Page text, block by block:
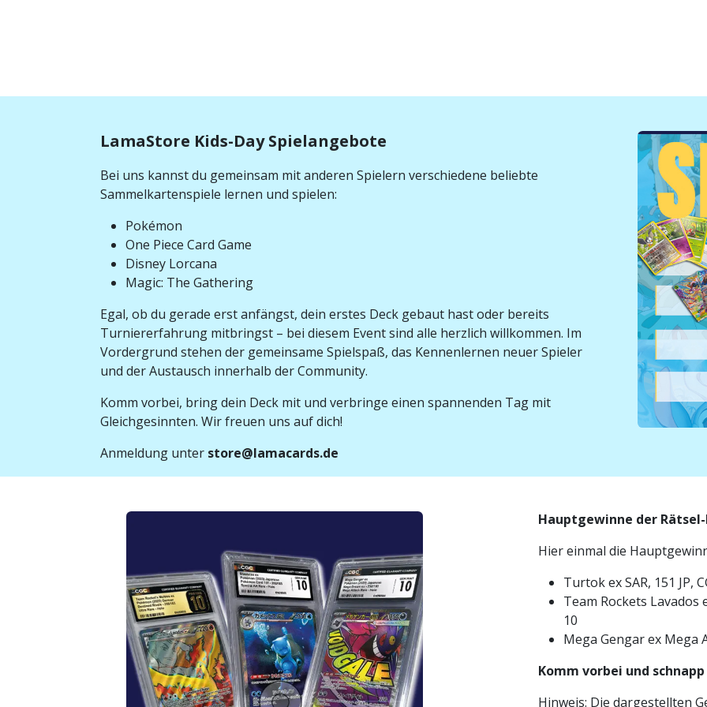
LamaStore Kids-Day Spielangebote
Bei uns kannst du gemeinsam mit anderen Spielern verschiedene beliebte
Sammelkartenspiele lernen und spielen:
Pokémon
One Piece Card Game
Disney Lorcana
Magic: The Gathering
Egal, ob du gerade erst anfängst, dein erstes Deck gebaut hast oder bereits
Turniererfahrung mitbringst – bei diesem Event sind alle herzlich willkommen. Im
Vordergrund stehen der gemeinsame Spielspaß, das Kennenlernen neuer Spieler
und der Austausch innerhalb der Community.
Komm vorbei, bring dein Deck mit und verbringe einen spannenden Tag mit
Gleichgesinnten. Wir freuen uns auf dich!
Anmeldung unter store@lamacards.de
Hauptgewinne der
Hier einmal die
Turtok ex SAR, 151 JP,
Team Rockets Lavados
10
Mega Gengar ex Mega
Komm vorbei und
Hinweis: Die dargestellten